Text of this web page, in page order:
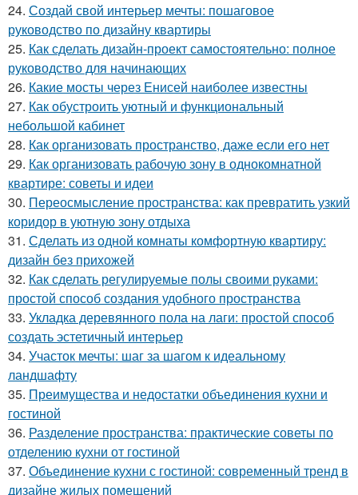
24. Создай свой интерьер мечты: пошаговое
руководство по дизайну квартиры
25. Как сделать дизайн-проект самостоятельно: полное
руководство для начинающих
26. Какие мосты через Енисей наиболее известны
27. Как обустроить уютный и функциональный
небольшой кабинет
28. Как организовать пространство, даже если его нет
29. Как организовать рабочую зону в однокомнатной
квартире: советы и идеи
30. Переосмысление пространства: как превратить узкий
коридор в уютную зону отдыха
31. Сделать из одной комнаты комфортную квартиру:
дизайн без прихожей
32. Как сделать регулируемые полы своими руками:
простой способ создания удобного пространства
33. Укладка деревянного пола на лаги: простой способ
создать эстетичный интерьер
34. Участок мечты: шаг за шагом к идеальному
ландшафту
35. Преимущества и недостатки объединения кухни и
гостиной
36. Разделение пространства: практические советы по
отделению кухни от гостиной
37. Объединение кухни с гостиной: современный тренд в
дизайне жилых помещений